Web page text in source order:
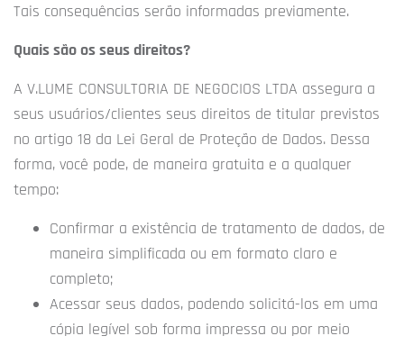
Tais consequências serão informadas previamente.
Quais são os seus direitos?
A V.LUME CONSULTORIA DE NEGOCIOS LTDA assegura a
seus usuários/clientes seus direitos de titular previstos
no artigo 18 da Lei Geral de Proteção de Dados. Dessa
forma, você pode, de maneira gratuita e a qualquer
tempo:
Confirmar a existência de tratamento de dados, de
maneira simplificada ou em formato claro e
completo;
Acessar seus dados, podendo solicitá-los em uma
cópia legível sob forma impressa ou por meio